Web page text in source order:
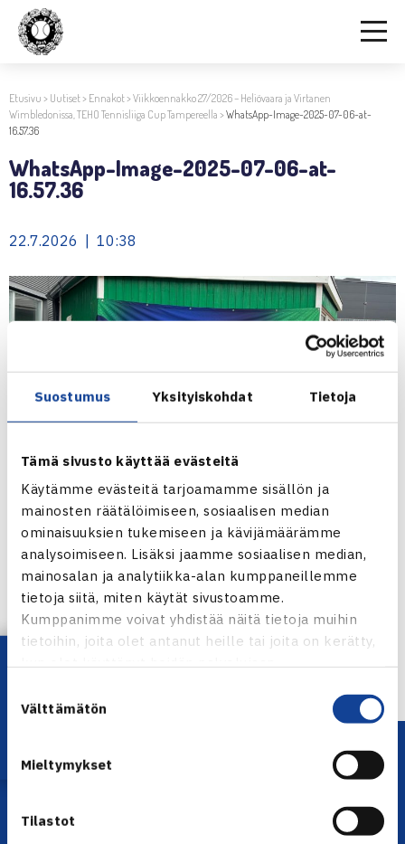
Suostumus Yksityiskohdat Tietoja
Tämä sivusto käyttää evästeitä
Käytämme evästeitä tarjoamamme sisällön ja
mainosten räätälöimiseen, sosiaalisen median
ominaisuuksien tukemiseen ja kävijämäärämme
analysoimiseen. Lisäksi jaamme sosiaalisen median,
mainosalan ja analytiikka-alan kumppaneillemme
tietoja siitä, miten käytät sivustoamme.
Kumppanimme voivat yhdistää näitä tietoja muihin
tietoihin, joita olet antanut heille tai joita on kerätty,
valinta
Välttämätön
Mieltymykset
Tilastot
Etusivu > Uutiset> Ennakot>Viikkoennakko 27/2026 – Heliövaara ja Virtanen
Wimbledonissa, TEHO Tennisliiga Cup Tampereella >WhatsApp-Image-2025-07-06-at-
16.57.36
WhatsApp-Image-2025-07-06-at-
16.57.36
22.7.2026 | 10:38
Jaa:
← Edellinen
Lataa OmaTennis!